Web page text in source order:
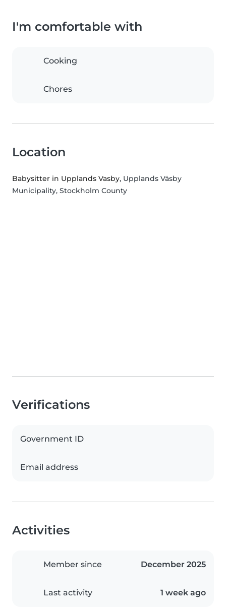
I'm comfortable with
Cooking
Chores
Location
Babysitter in Upplands Vasby, Upplands Väsby
Municipality, Stockholm County
Verifications
Government ID
Email address
Activities
Member since December 2025
Last activity 1 week ago